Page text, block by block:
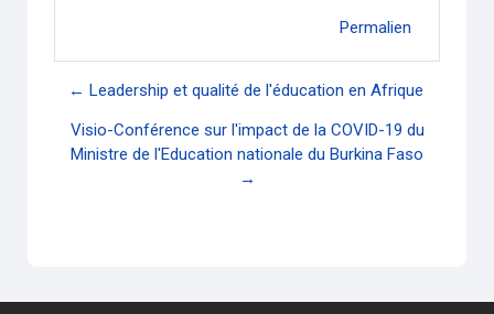
Permalien
← Leadership et qualité de l'éducation en Afrique
Visio-Conférence sur l'impact de la COVID-19 du
Ministre de l'Education nationale du Burkina Faso
→